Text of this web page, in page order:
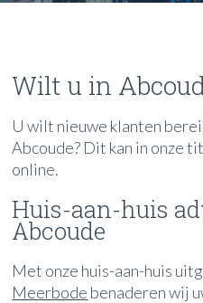
Wilt u in
U wilt nieuwe klanten
Abcoude? Dit kan in onze
online.
Huis-aan-huis
Abcoude
Met onze huis-aan-huis
Meerbode benaderen wij